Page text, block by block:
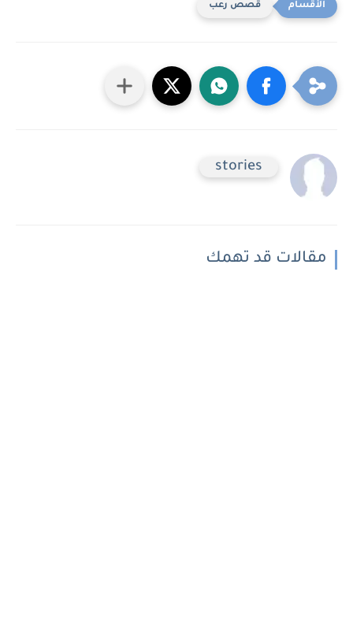
قصص رعب
stories
مقالات قد تهمك